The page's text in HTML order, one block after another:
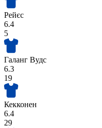
Рейєс
6.4
5
Галанг Вудс
6.3
19
Кекконен
6.4
29